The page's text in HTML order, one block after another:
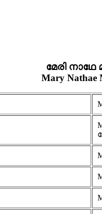
മേരി നാഥേ
Mary Nathae